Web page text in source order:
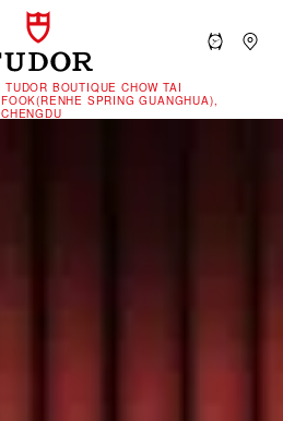
‭TUDOR BOUTIQUE CHOW TAI
FOOK(RENHE SPRING GUANGHUA),
CHENGDU‬